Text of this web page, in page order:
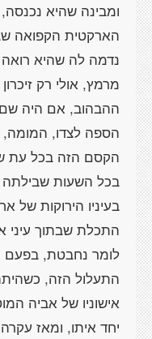
ומבינה שהיא
הארקטית הקפואה
נדמה לה שהיא רואה
מרמץ, אולי רק
ההבהוב, אם היה
הספה לצדו,
הקסם הזה בכל עת
בכל השעות
בעיניו הירוקות של
התכלת שבתוך עיני
לומר נחבטת,
התעלול הזה,
אישוניו של אביה
יחד איתו, ומאז